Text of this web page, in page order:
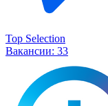
Top Selection
Вакансии: 33